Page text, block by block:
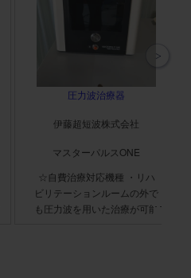
圧力波治療器
伊藤超短波株式会社
マスターパルスONE
☆自費治療対応機種 ・リハ
ビリテーションルームの外で
も圧力波を用いた治療が可能